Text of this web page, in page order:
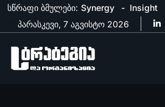
სწრაფი ბმულები: Synergy
Insight
პარასკევი, 7 აგვისტო 2026